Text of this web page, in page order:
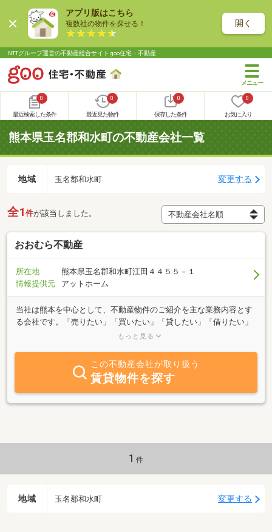
アプリ版はこちら
複数社の物件を探せる！ 開く
NTTグループ運営の不動産総合サイト goo住宅・不動産
0
最近検索した条件
0
最近見た物件
0
保存した条件
0
お気に入り
熊本県玉名郡和水町の不動産会社一覧
地域 玉名郡和水町 変更する
全1 件が該当しました。
おおむら不動産
所在地
熊本県玉名郡和水町江田４４５５－１
情報提供元
アットホーム
当社は熊本を中心として、不動産物件のご紹介を主な業務内容とす
る会社です。「売りたい」「買いたい」「貸したい」「借りたい」
でも気になることが...なんて相談も秘密厳守でお応えしておりま
きます。おまかせくださいませ。
もっと見る
この不動産会社が取り扱う
賃貸物件を探す
1 件
地域 玉名郡和水町 変更する